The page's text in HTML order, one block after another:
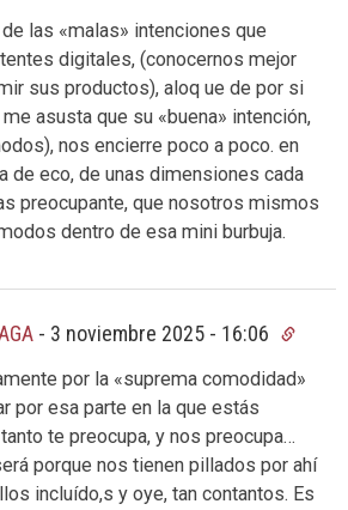
las «malas» intenciones que
digitales, (conocernos mejor
sus productos), aloq ue de por si
asusta que su «buena» intención,
nos encierre poco a poco. en
de eco, de unas dimensiones cada
preocupante, que nosotros mismos
dentro de esa mini burbuja.
- 3 noviembre 2025 - 16:06
por la «suprema comodidad»
por esa parte en la que estás
te preocupa, y nos preocupa…
porque nos tienen pillados por ahí
incluído,s y oye, tan contantos. Es